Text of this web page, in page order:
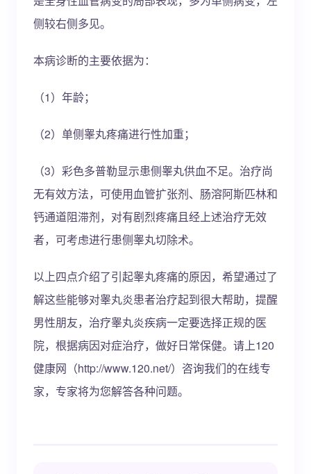
侧较右侧多见。
本病诊断的主要依据为：
（1）年龄；
（2）单侧睾丸疼痛进行性加重；
（3）彩色多普勒显示患侧睾丸供血不足。治疗尚
无有效方法，可使用血管扩张剂、肠溶阿斯匹林和
钙通道阻滞剂，对有剧烈疼痛且经上述治疗无效
者，可考虑进行患侧睾丸切除术。
以上四点介绍了引起睾丸疼痛的原因，希望通过了
解这些能够对睾丸炎患者治疗起到很大帮助，提醒
男性朋友，治疗睾丸炎疾病一定要选择正规的医
院，根据病因对症治疗，做好日常保健。请上120
健康网（http://www.120.net/）咨询我们的在线专
家，专家将为您解答各种问题。